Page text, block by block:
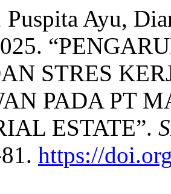
Puspita Ayu,
STRES
PADA PT
ESTATE”.
https://